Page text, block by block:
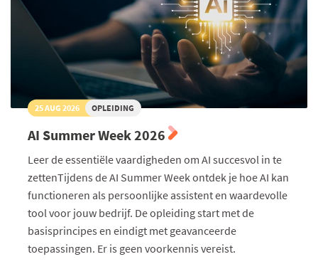
25 AUG 2026 OPLEIDING
AI Summer Week 2026
Leer de essentiële vaardigheden om AI succesvol in te
zettenTijdens de AI Summer Week ontdek je hoe AI kan
functioneren als persoonlijke assistent en waardevolle
tool voor jouw bedrijf. De opleiding start met de
basisprincipes en eindigt met geavanceerde
toepassingen. Er is geen voorkennis vereist.